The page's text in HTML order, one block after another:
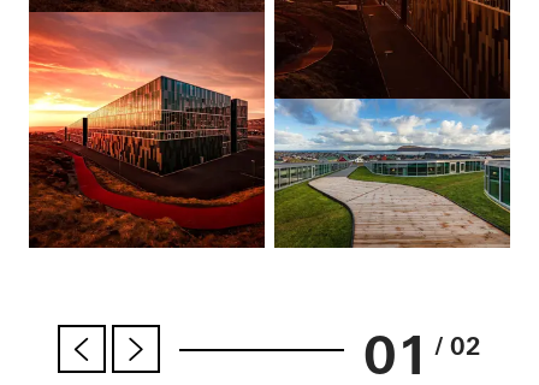
01 / 02